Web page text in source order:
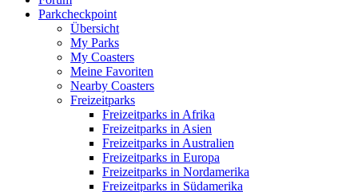
Parkcheckpoint
Übersicht
My Parks
My Coasters
Meine Favoriten
Nearby Coasters
Freizeitparks
Freizeitparks in Afrika
Freizeitparks in Asien
Freizeitparks in Australien
Freizeitparks in Europa
Freizeitparks in Nordamerika
Freizeitparks in Südamerika